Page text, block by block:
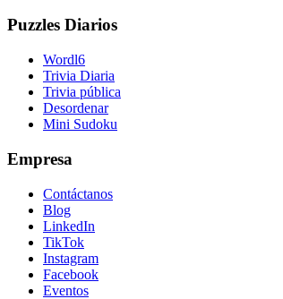
Puzzles Diarios
Wordl6
Trivia Diaria
Trivia pública
Desordenar
Mini Sudoku
Empresa
Contáctanos
Blog
LinkedIn
TikTok
Instagram
Facebook
Eventos